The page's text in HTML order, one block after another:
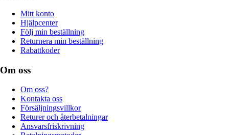
Mitt konto
Hjälpcenter
Följ min beställning
Returnera min beställning
Rabattkoder
Om oss
Om oss?
Kontakta oss
Försäljningsvillkor
Returer och återbetalningar
Ansvarsfriskrivning